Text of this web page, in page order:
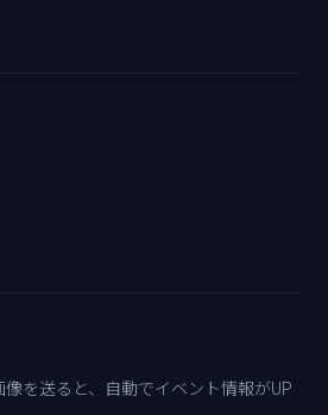
を送ると、自動でイベント情報がUP